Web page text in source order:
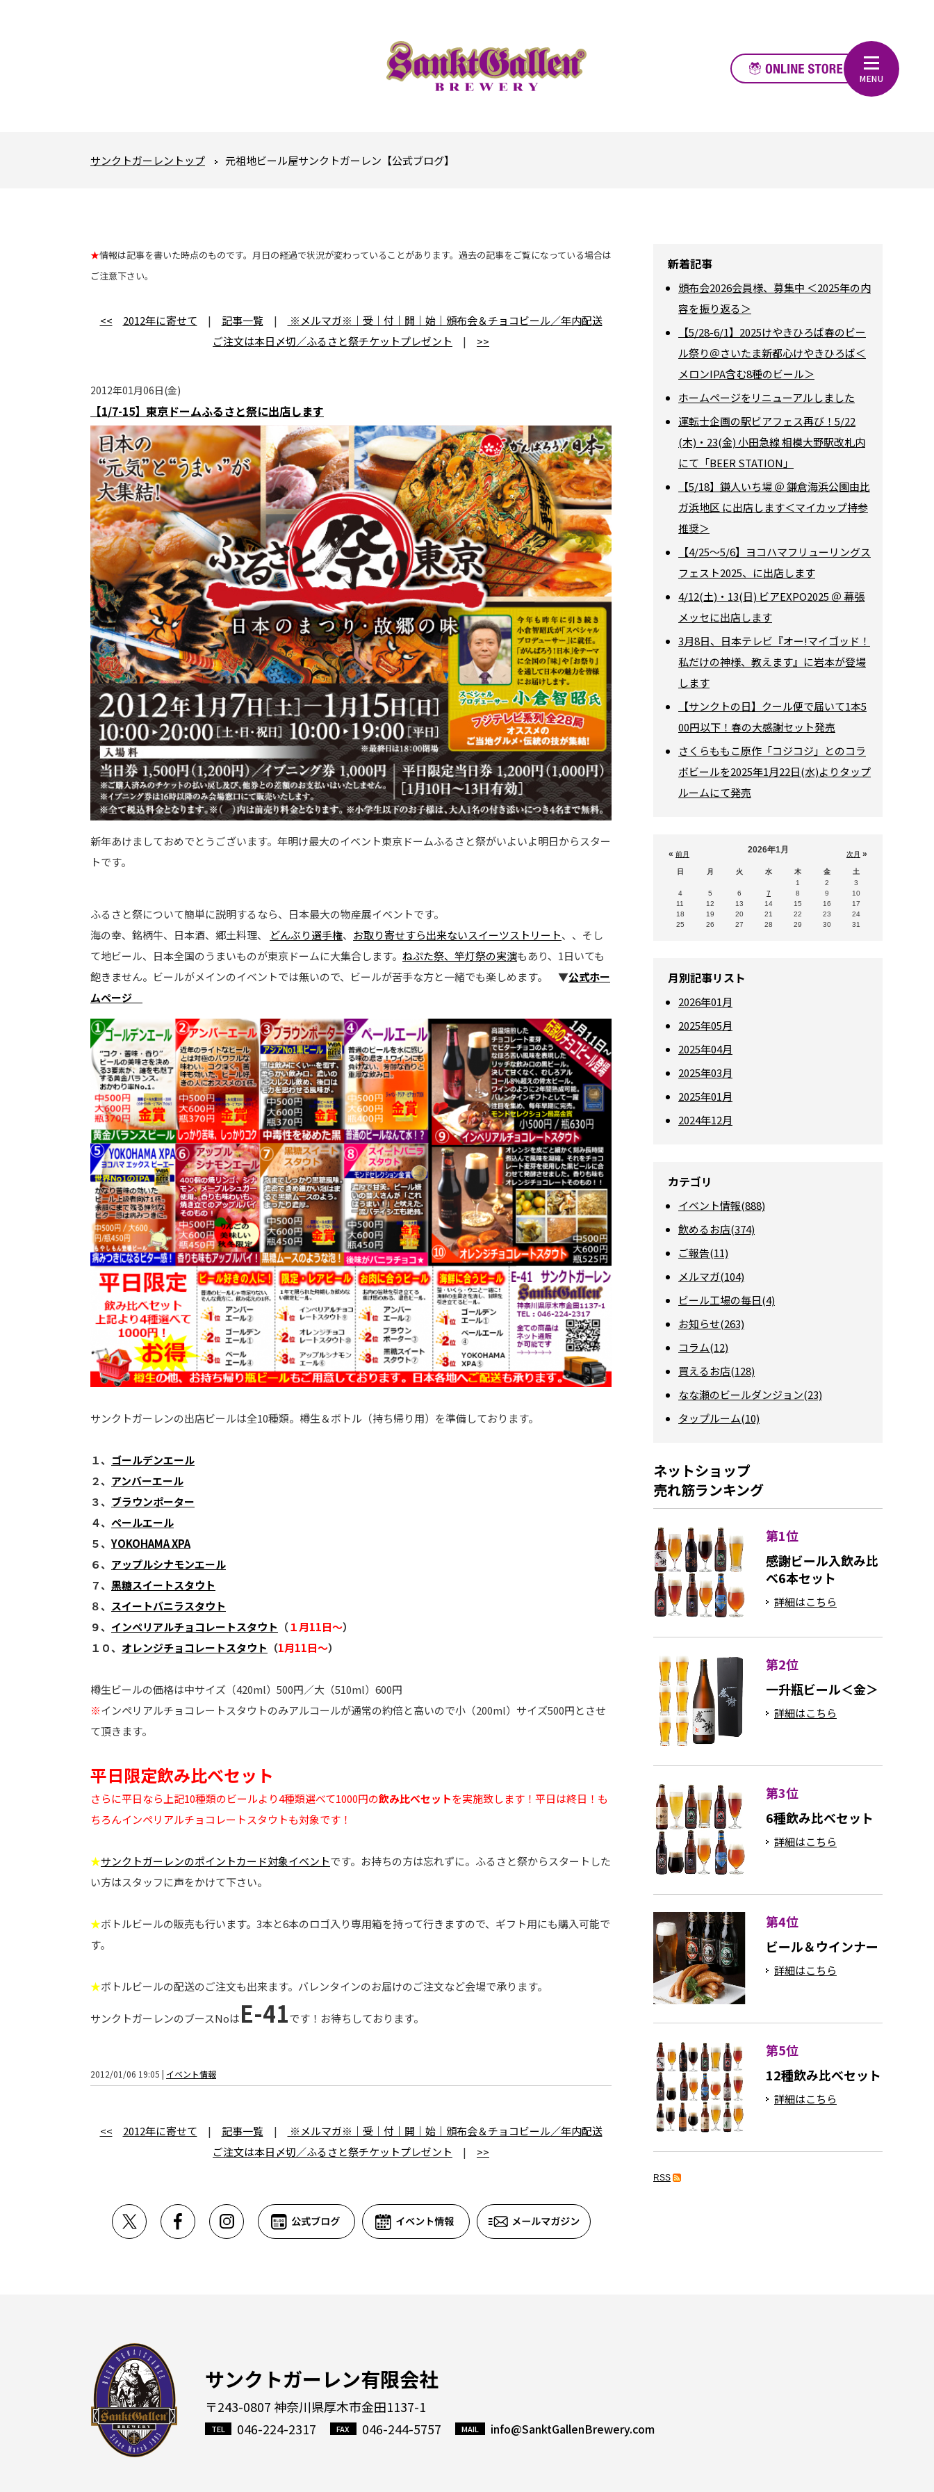
サンクトガーレントップ 元祖地ビール屋サンクトガーレン【公式ブログ】
★情報は記事を書いた時点のものです。月日の経過で状況が変わっていることがあります。過去の記事をご覧になっている場合は
ご注意下さい。
<< 2012年に寄せて | 記事一覧 |
※メルマガ※｜受｜付｜開｜始｜頒布会＆チョコビール／年内配送
ご注文は本日〆切／ふるさと祭チケットプレゼント | >>
2012年01月06日(金)
【1/7-15】東京ドームふるさと祭に出店します
新年あけましておめでとうございます。年明け最大のイベント東京ドームふるさと祭がいよいよ明日からスター
トです。
ふるさと祭について簡単に説明するなら、日本最大の物産展イベントです。
海の幸、銘柄牛、日本酒、郷土料理、 どんぶり選手権、 お取り寄せすら出来ないスイーツストリート、、そし
て地ビール、日本全国のうまいものが東京ドームに大集合します。 ねぷた祭、竿灯祭の実演もあり、1日いても
飽きません。ビールがメインのイベントでは無いので、ビールが苦手な方と一緒でも楽しめます。 ▼公式ホー
ムページ
サンクトガーレンの出店ビールは全10種類。樽生＆ボトル（持ち帰り用）を準備しております。
１、 ゴールデンエール
２、 アンバーエール
３、 ブラウンポーター
４、 ペールエール
５、YOKOHAMA XPA
６、 アップルシナモンエール
７、 黒糖スイートスタウト
８、 スイートバニラスタウト
９、 インペリアルチョコレートスタウト （１月11日～）
１０、 オレンジチョコレートスタウト （1月11日～）
樽生ビールの価格は中サイズ（420ml）500円／大（510ml）600円
※インペリアルチョコレートスタウトのみアルコールが通常の約倍と高いので小（200ml）サイズ500円とさせ
て頂きます。
平日限定飲み比べセット
さらに平日なら上記10種類のビールより4種類選べて1000円の飲み比べセットを実施致します！平日は終日！も
ちろんインペリアルチョコレートスタウトも対象です！
★サンクトガーレンのポイントカード対象イベントです。お持ちの方は忘れずに。ふるさと祭からスタートした
い方はスタッフに声をかけて下さい。
★ボトルビールの販売も行います。3本と6本のロゴ入り専用箱を持って行きますので、ギフト用にも購入可能で
す。
★ボトルビールの配送のご注文も出来ます。バレンタインのお届けのご注文など会場で承ります。
サンクトガーレンのブースNoはE-41です！お待ちしております。
2012/01/06 19:05 | イベント情報
<< 2012年に寄せて | 記事一覧 |
※メルマガ※｜受｜付｜開｜始｜頒布会＆チョコビール／年内配送
ご注文は本日〆切／ふるさと祭チケットプレゼント | >>
新着記事
頒布会2026会員様、募集中 ＜2025年の内
容を振り返る＞
【5/28-6/1】2025けやきひろば春のビー
ル祭り＠さいたま新都心けやきひろば＜
メロンIPA含む8種のビール＞
ホームページをリニューアルしました
運転士企画の駅ビアフェス再び！5/22
(木)・23(金) 小田急線 相模大野駅改札内
にて「BEER STATION」
【5/18】鎌人いち場 ＠ 鎌倉海浜公園由比
ガ浜地区 に出店します＜マイカップ持参
推奨＞
【4/25～5/6】ヨコハマフリューリングス
フェスト2025、に出店します
4/12(土)・13(日) ビアEXPO2025 ＠ 幕張
メッセに出店します
3月8日、日本テレビ『オー!マイゴッド！
私だけの神様、教えます』に岩本が登場
します
【サンクトの日】クール便で届いて1本5
00円以下！春の大感謝セット発売
さくらももこ原作「コジコジ」とのコラ
ボビールを2025年1月22日(水)よりタップ
ルームにて発売
« 前月 次月 »
2026年1月
日 月 火 水 木 金
土
1
2
3
4
5 6 7 8 9
10
11
12 13 14 15 16
17
18
19 20 21 22 23
24
25
26 27 28 29 30 31
月別記事リスト
2026年01月
2025年05月
2025年04月
2025年03月
2025年01月
2024年12月
カテゴリ
イベント情報(888)
飲めるお店(374)
ご報告(11)
メルマガ(104)
ビール工場の毎日(4)
お知らせ(263)
コラム(12)
買えるお店(128)
なな瀬のビールダンジョン(23)
タップルーム(10)
ネットショップ
売れ筋ランキング
第1位
感謝ビール入飲み比
べ6本セット
詳細はこちら
第2位
一升瓶ビール＜金＞
詳細はこちら
第3位
6種飲み比べセット
詳細はこちら
第4位
ビール＆ウインナー
詳細はこちら
第5位
12種飲み比べセット
詳細はこちら
RSS
サンクトガーレン有限会社
〒243-0807 神奈川県厚木市金田1137-1
046-224-2317
046-244-5757 info@SanktGallenBrewery.com